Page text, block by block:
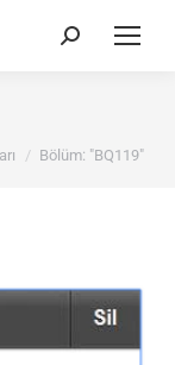
Search:
Bölüm: "BQ119"